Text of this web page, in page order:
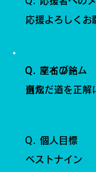
選んだ道を正解
Q. 座右の銘
自炊
Q. マイブーム
ベストナイン
Q. 個人目標
応援よろしくお